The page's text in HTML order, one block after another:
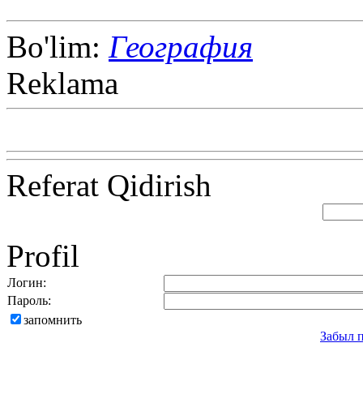
Bo'lim: География
Reklama
Referat Qidirish
Profil
Логин:
Пароль:
запомнить
Забыл